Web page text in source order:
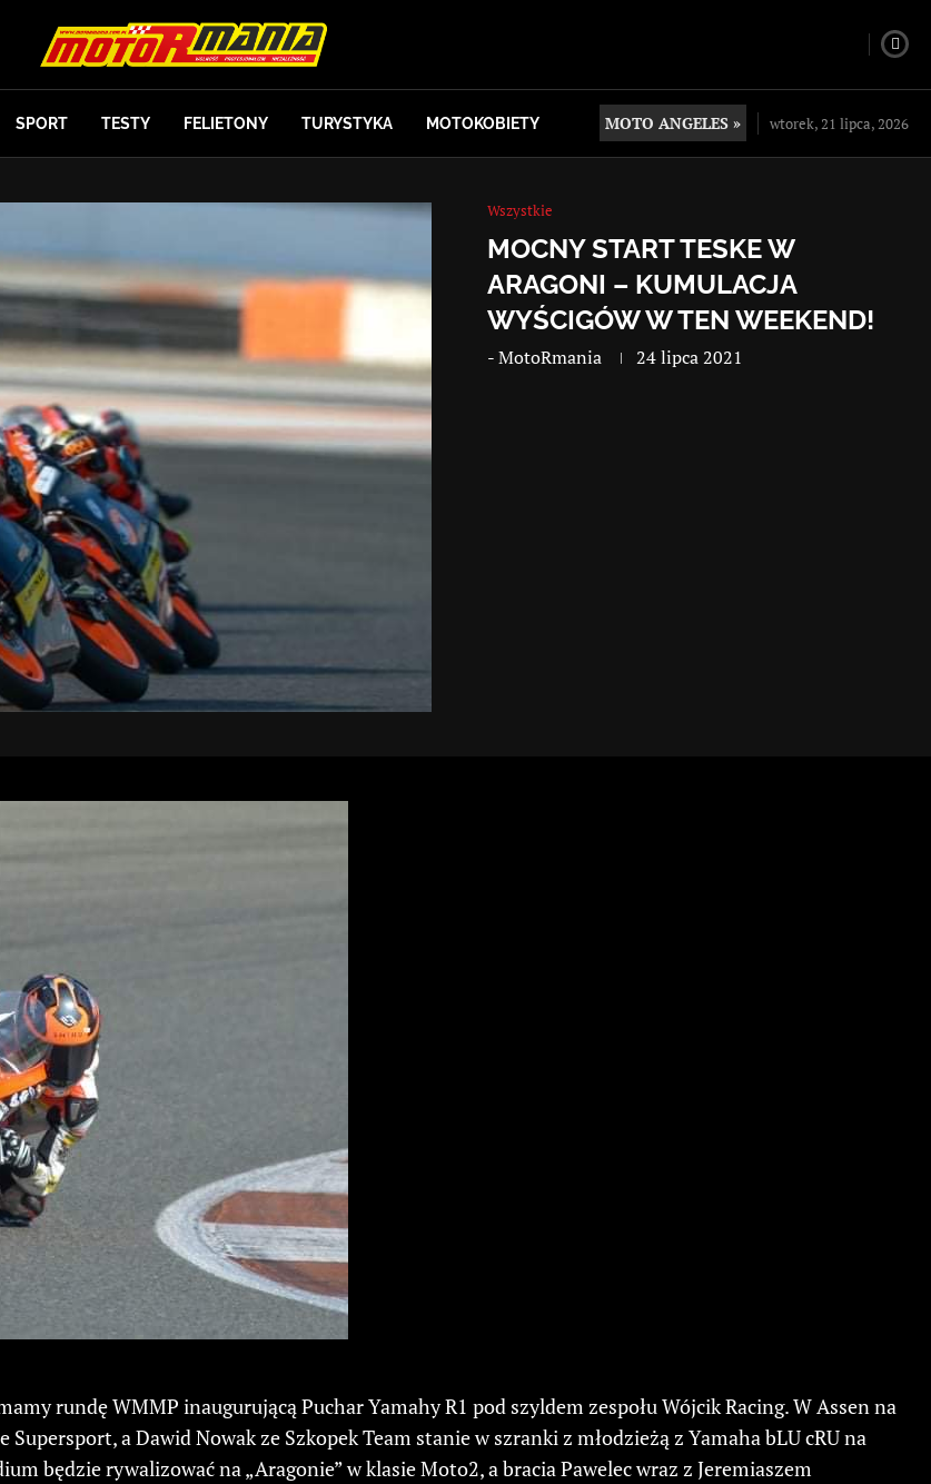
SPORT TESTY FELIETONY TURYSTYKA MOTOKOBIETY MOTO ANGELES » wtorek, 21 lipca, 2026
Wszystkie
MOCNY START TESKE W
ARAGONI – KUMULACJA
WYŚCIGÓW W TEN WEEKEND!
-MotoRmania 24 lipca 2021
rundę WMMP inaugurującą Puchar Yamahy R1 pod szyldem zespołu Wójcik Racing. W Assen na
a Dawid Nowak ze Szkopek Team stanie w szranki z młodzieżą z Yamaha bLU cRU na
będzie rywalizować na „Aragonie” w klasie Moto2, a bracia Pawelec wraz z Jeremiaszem